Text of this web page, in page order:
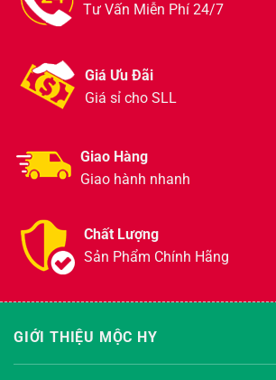
Tư Vấn Miễn Phí 24/7
Giá Ưu Đãi
Giá sỉ cho SLL
Giao Hàng
Giao hành nhanh
Chất Lượng
Sản Phẩm Chính Hãng
GIỚI THIỆU MỘC HY